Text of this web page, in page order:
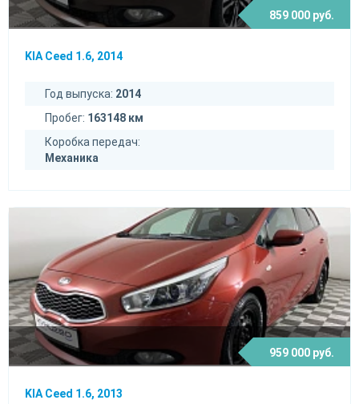
859 000 руб.
KIA Ceed 1.6, 2014
Год выпуска: 2014
Пробег: 163148 км
Коробка передач:
Механика
959 000 руб.
KIA Ceed 1.6, 2013